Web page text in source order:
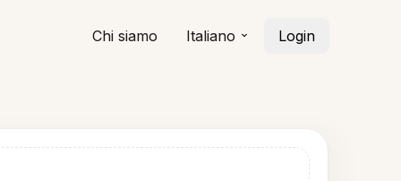
Chi siamo Italiano Login